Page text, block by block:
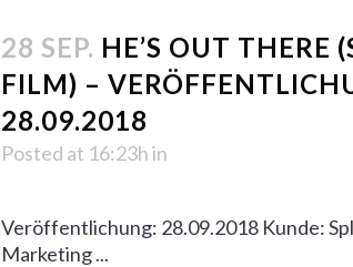
28 SEP. HE’S OUT THERE
FILM) –
28.09.2018
Posted at 16:23hin
Veröffentlichung: 28.09.2018 Kunde:
Marketing ...